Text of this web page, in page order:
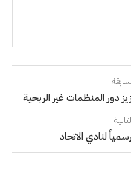
دور المنظمات غير الربحية
لنادي الاتحاد